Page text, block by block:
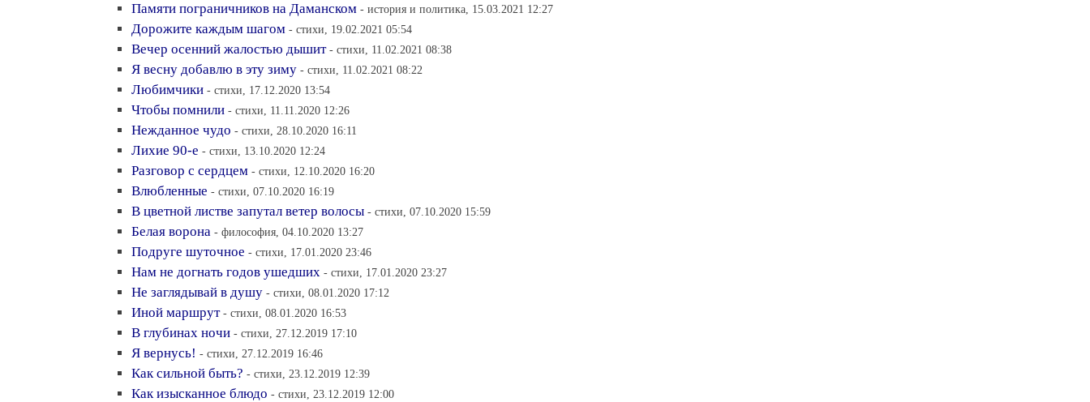
Памяти пограничников на Даманском - история и политика, 15.03.2021 12:27
Дорожите каждым шагом - стихи, 19.02.2021 05:54
Вечер осенний жалостью дышит - стихи, 11.02.2021 08:38
Я весну добавлю в эту зиму - стихи, 11.02.2021 08:22
Любимчики - стихи, 17.12.2020 13:54
Чтобы помнили - стихи, 11.11.2020 12:26
Нежданное чудо - стихи, 28.10.2020 16:11
Лихие 90-е - стихи, 13.10.2020 12:24
Разговор с сердцем - стихи, 12.10.2020 16:20
Влюбленные - стихи, 07.10.2020 16:19
В цветной листве запутал ветер волосы - стихи, 07.10.2020 15:59
Белая ворона - философия, 04.10.2020 13:27
Подруге шуточное - стихи, 17.01.2020 23:46
Нам не догнать годов ушедших - стихи, 17.01.2020 23:27
Не заглядывай в душу - стихи, 08.01.2020 17:12
Иной маршрут - стихи, 08.01.2020 16:53
В глубинах ночи - стихи, 27.12.2019 17:10
Я вернусь! - стихи, 27.12.2019 16:46
Как сильной быть? - стихи, 23.12.2019 12:39
Как изысканное блюдо - стихи, 23.12.2019 12:00